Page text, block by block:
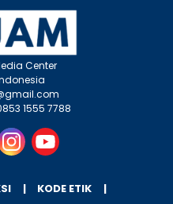
Center
1555 7788
KODE ETIK